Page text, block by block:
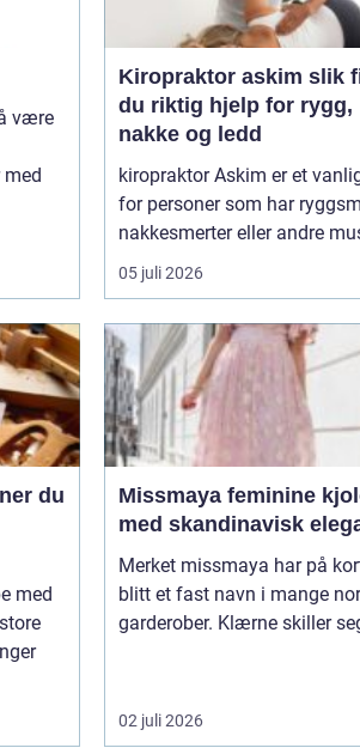
være
Kiropraktor askim slik finner
du riktig hjelp for rygg,
nakke og ledd
kiropraktor Askim er et
for personer som har
nakkesmerter eller andre
05 juli 2026
med
Missmaya feminine kjoler
med skandinavisk
Merket missmaya har på
blitt et fast navn i mange
garderober. Klærne skiller
02 juli 2026